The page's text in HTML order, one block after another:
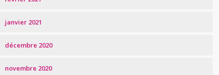
janvier 2021
décembre 2020
novembre 2020